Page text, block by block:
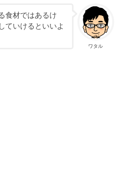
ワタル
食材ではあるけ
ていけるといいよ